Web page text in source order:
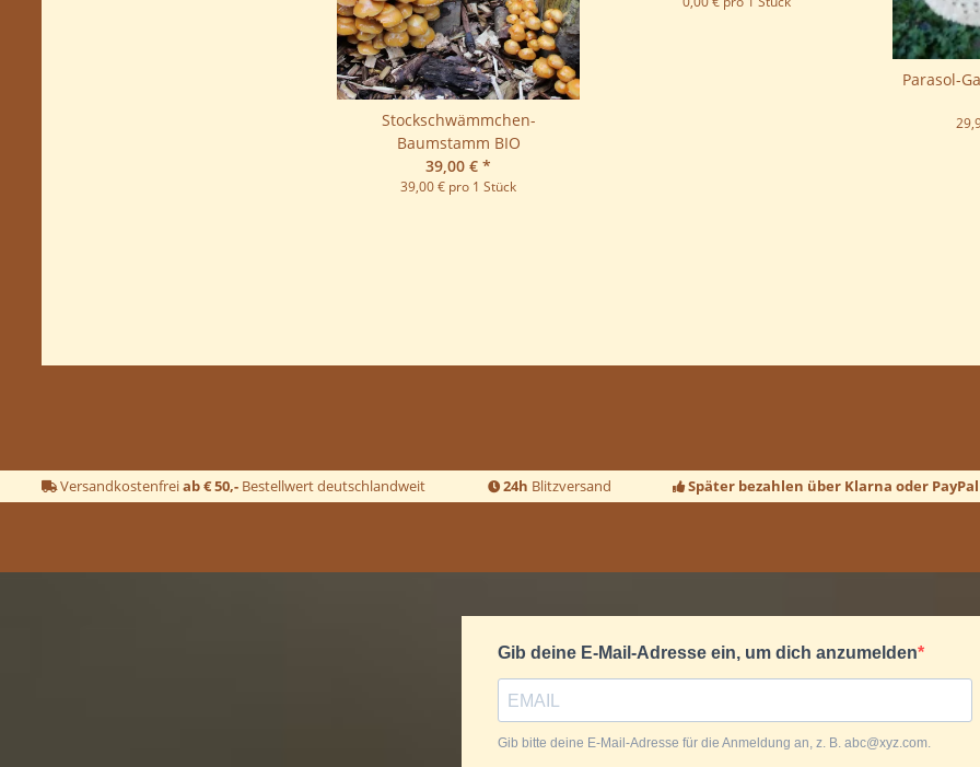
Stockschwämmchen-
Baumstamm BIO
39,00 € *
39,00 € pro 1 Stück
Parasol-
Versandkostenfreiab € 50,- Bestellwert deutschlandweit 24h Blitzversand Später bezahlen über Klarna oder PayPal